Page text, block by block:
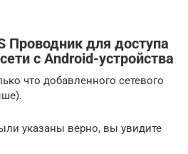
Проводник для доступа
с Android-устройства
что добавленного сетевого
указаны верно, вы увидите